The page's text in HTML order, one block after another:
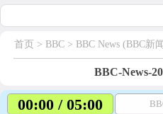
首页 > BBC > BBC News (BBC新
BBC-News-
00:00 / 05:00